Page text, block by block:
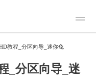
教程_分区向导_迷你兔
_分区向导_迷